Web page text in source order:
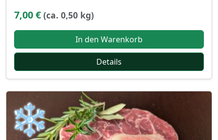
7,00 € (ca. 0,50 kg)
In den Warenkorb
Details
❄